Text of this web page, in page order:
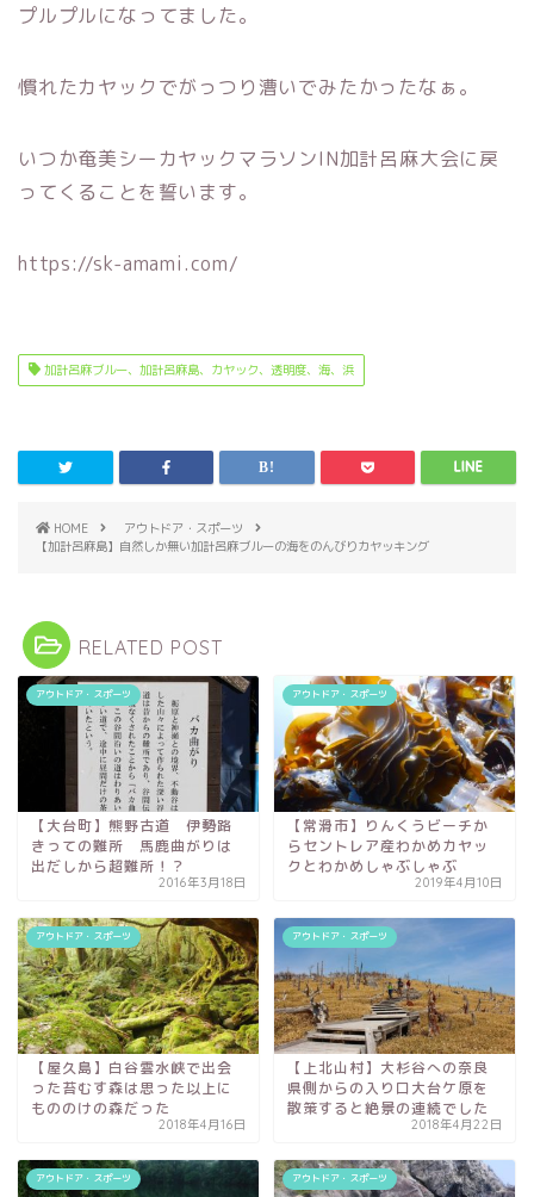
プルプルになってました。
慣れたカヤックでがっつり漕いでみたかったなぁ。
いつか奄美シーカヤックマラソンIN加計呂麻大会に戻
ってくることを誓います。
https://sk-amami.com/
加計呂麻ブルー、加計呂麻島、カヤック、透明度、海、浜
HOME
アウトドア・スポーツ
【加計呂麻島】自然しか無い加計呂麻ブルーの海をのんびりカヤッキング
RELATED POST
アウトドア・スポーツ
【大台町】熊野古道 伊勢路
きっての難所 馬鹿曲がりは
出だしから超難所！？
2016年3月18日
アウトドア・スポーツ
【常滑市】りんくうビーチか
らセントレア産わかめカヤッ
クとわかめしゃぶしゃぶ
2019年4月10日
アウトドア・スポーツ
【屋久島】白谷雲水峡で出会
った苔むす森は思った以上に
もののけの森だった
2018年4月16日
アウトドア・スポーツ
【上北山村】大杉谷への奈良
県側からの入り口大台ケ原を
散策すると絶景の連続でした
2018年4月22日
アウトドア・スポーツ アウトドア・スポーツ